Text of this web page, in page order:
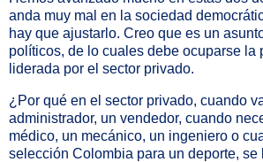
anda muy mal en la sociedad
hay que ajustarlo. Creo que es un
políticos, de lo cuales debe ocuparse la
liderada por el sector privado.
¿Por qué en el sector privado, cuando
administrador, un vendedor, cuando
médico, un mecánico, un ingeniero o
selección Colombia para un deporte, se